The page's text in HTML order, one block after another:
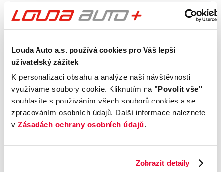
Louda Auto a.s. používá cookies pro Váš lepší
uživatelský zážitek
K personalizaci obsahu a analýze naší návštěvnosti
využíváme soubory cookie. Kliknutím na "Povolit vše"
souhlasíte s používáním všech souborů cookies a se
zpracováním osobních údajů. Další informace naleznete
v Zásadách ochrany osobních údajů.
Zobrazit detaily
Telefon
Zpráva 0/600